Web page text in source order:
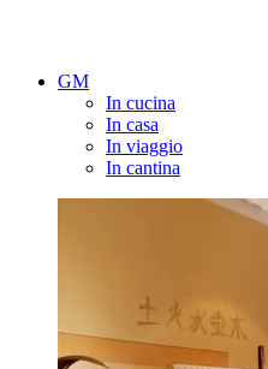
GM
In cucina
In casa
In viaggio
In cantina